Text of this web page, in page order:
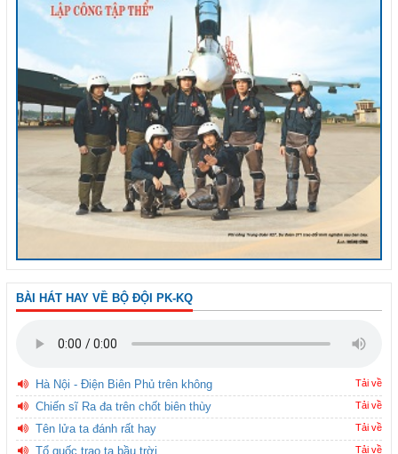
BÀI HÁT HAY VỀ BỘ ĐỘI PK-KQ
Hà Nội - Điện Biên Phủ trên không Tải về
Chiến sĩ Ra đa trên chốt biên thùy Tải về
Tên lửa ta đánh rất hay Tải về
Tổ quốc trao ta bầu trời Tải về